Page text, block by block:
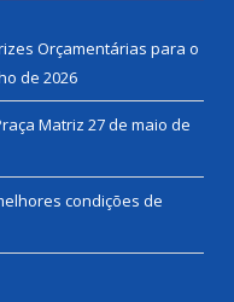
Orçamentárias para o
de 2026
Matriz 27 de maio de
condições de